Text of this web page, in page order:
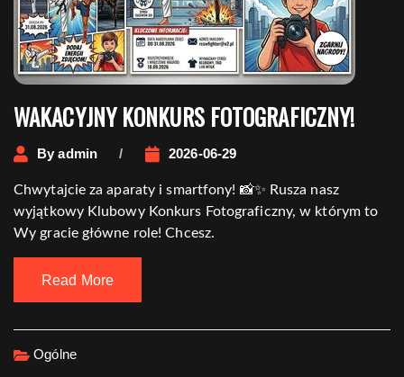
WAKACYJNY KONKURS FOTOGRAFICZNY!
Byadmin 2026-06-29
Chwytajcie za aparaty i smartfony! 📸✨ Rusza nasz
wyjątkowy Klubowy Konkurs Fotograficzny, w którym to
Wy gracie główne role! Chcesz.
Read More
Ogólne